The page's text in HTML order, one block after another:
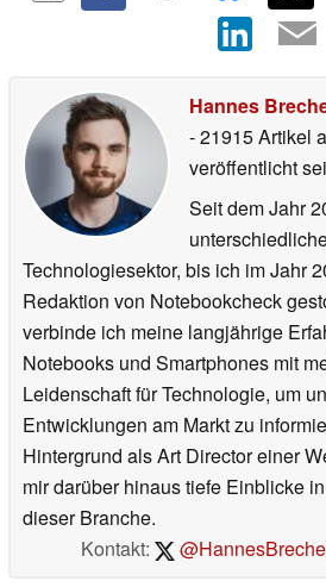
Hannes
- 21915 Artikel
veröffentlicht
Seit dem Jahr
Technologiesektor, bis ich im Jahr
Redaktion von Notebookcheck
verbinde ich meine langjährige
Notebooks und Smartphones mit
Leidenschaft für Technologie, um
Entwicklungen am Markt zu
Hintergrund als Art Director einer
mir darüber hinaus tiefe Einblicke
dieser Branche.
Kontakt: